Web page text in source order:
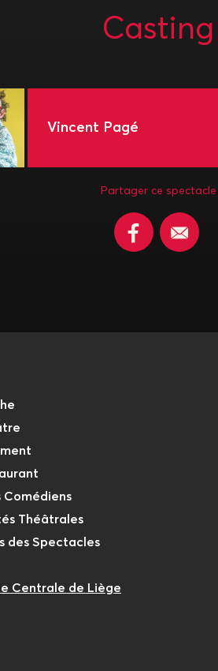
Casting
Vincent Pagé
Partager ce spectacle
Comédiens
Théâtrales
des Spectacles
Centrale de Liège